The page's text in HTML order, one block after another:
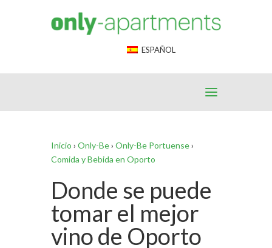
ESPAÑOL
Inicio › Only-Be› Only-Be Portuense›
Comida y Bebida en Oporto
Donde se puede
tomar el mejor
vino de Oporto